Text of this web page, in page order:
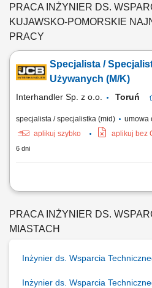
PRACA INŻYNIER DS.
KUJAWSKO-POMORSKIE
PRACY
Specjalista /
Używanych (M/K)
Interhandler Sp. z o.o. Toruń
specjalista / specjalistka (mid) umowa
aplikuj szybko
aplikuj bez
6 dni
Kogo szukamy: Poszukujemy
zagadnieniami technicznymi. Zadania:
używanych – analiza, wycena,
Przygotowywanie specyfikacji...
PRACA INŻYNIER DS.
MIASTACH
Inżynier ds. Wsparcia
Inżynier ds. Wsparcia